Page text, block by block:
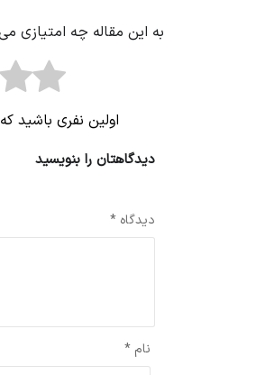
به این مقاله چه امتیازی
اولین نفری باشید
دیدگاهتان را بنویسید
دیدگاه *
نام *